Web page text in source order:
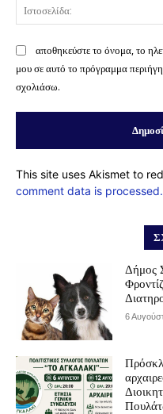
αποθηκεύστε το όνομα, το
μου σε αυτό το πρόγραμμα
σχολιάσω.
This site uses Akismet to
comment data is processed.
Δήμος
6